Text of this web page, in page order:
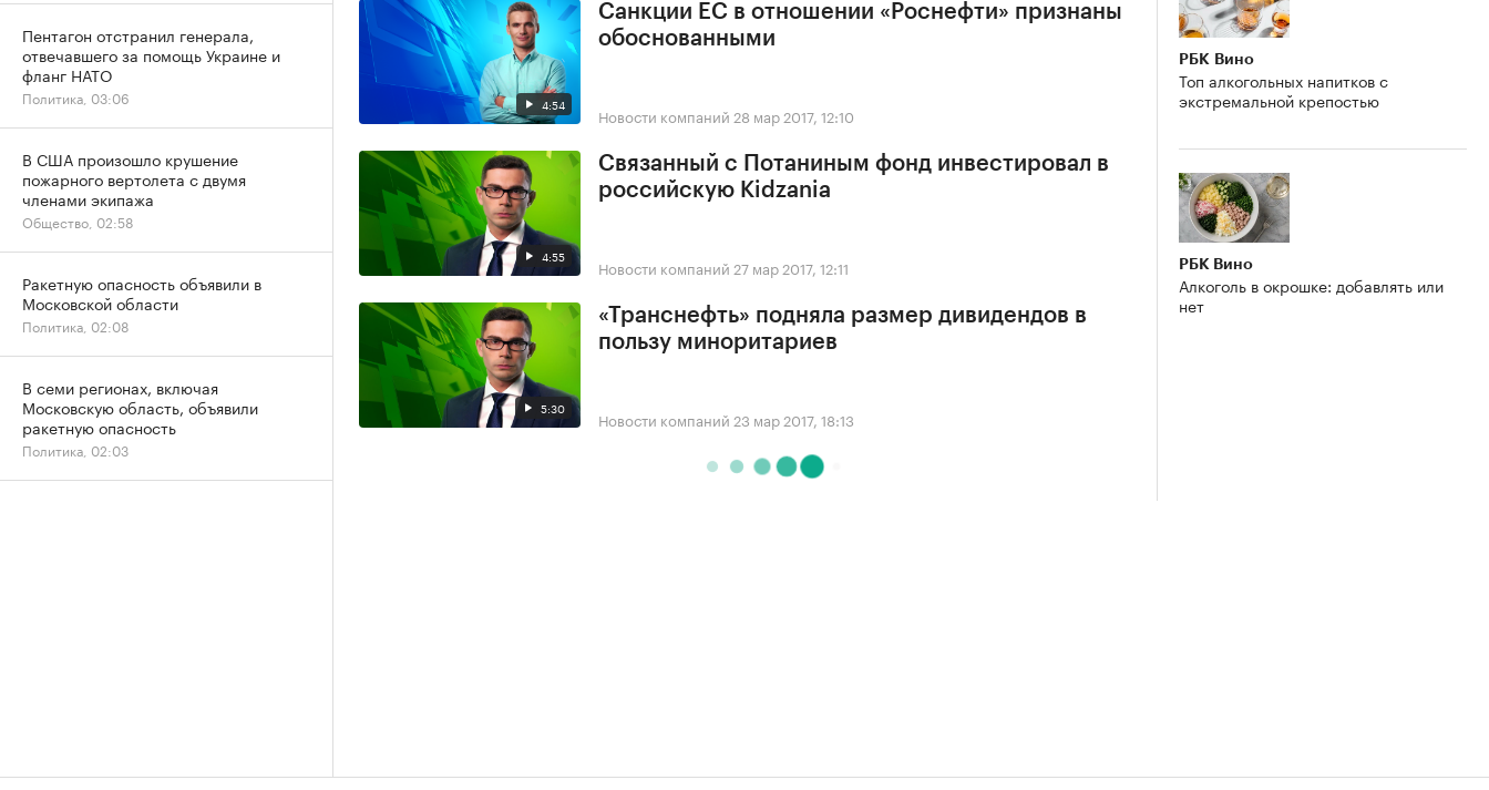
4:54
Санкции ЕС в отношении «Роснефти» признаны
обоснованными
Новости компаний 28 мар 2017, 12:10
4:55
Связанный с Потаниным фонд инвестировал в
российскую Kidzania
Новости компаний 27 мар 2017, 12:11
5:30
«Транснефть» подняла размер дивидендов в
пользу миноритариев
Новости компаний 23 мар 2017, 18:13
РБК Вино
Топ алкогольных напитков с
экстремальной крепостью
РБК Вино
Алкоголь в окрошке: добавлять или
нет
Пентагон отстранил генерала,
отвечавшего за помощь Украине и
фланг НАТО
Политика, 03:06
В США произошло крушение
пожарного вертолета с двумя
членами экипажа
Общество, 02:58
Ракетную опасность объявили в
Московской области
Политика, 02:08
В семи регионах, включая
Московскую область, объявили
ракетную опасность
Политика, 02:03